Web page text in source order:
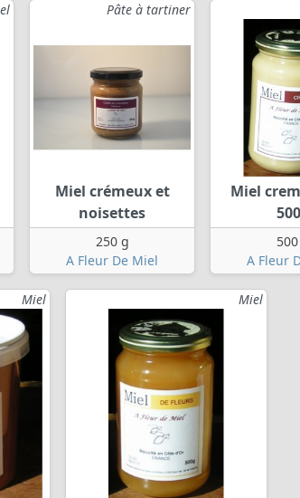
Pâte à tartiner
Miel crémeux et
noisettes
250 g
A Fleur De Miel
Miel
A Fleur
Miel Miel